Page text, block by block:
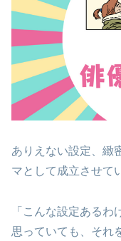
ありえない設定、緻
マとして成立させて
「こんな設定ある
思っていても、それ